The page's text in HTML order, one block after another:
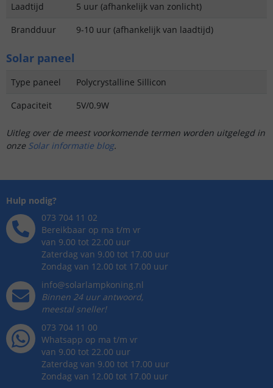
Laadtijd
5 uur (afhankelijk van zonlicht)
Brandduur
9-10 uur (afhankelijk van laadtijd)
Solar paneel
Type paneel
Polycrystalline Sillicon
Capaciteit
5V/0.9W
Uitleg over de meest voorkomende termen worden uitgelegd in
onze Solar informatie blog.
Hulp nodig?
073 704 11 02
Bereikbaar op ma t/m vr
van 9.00 tot 22.00 uur
Zaterdag van 9.00 tot 17.00 uur
Zondag van 12.00 tot 17.00 uur
info@solarlampkoning.nl
Binnen 24 uur antwoord,
meestal sneller!
073 704 11 00
Whatsapp op ma t/m vr
van 9.00 tot 22.00 uur
Zaterdag van 9.00 tot 17.00 uur
Zondag van 12.00 tot 17.00 uur